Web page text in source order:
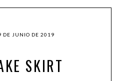
DE JUNIO DE 2019
SKIRT